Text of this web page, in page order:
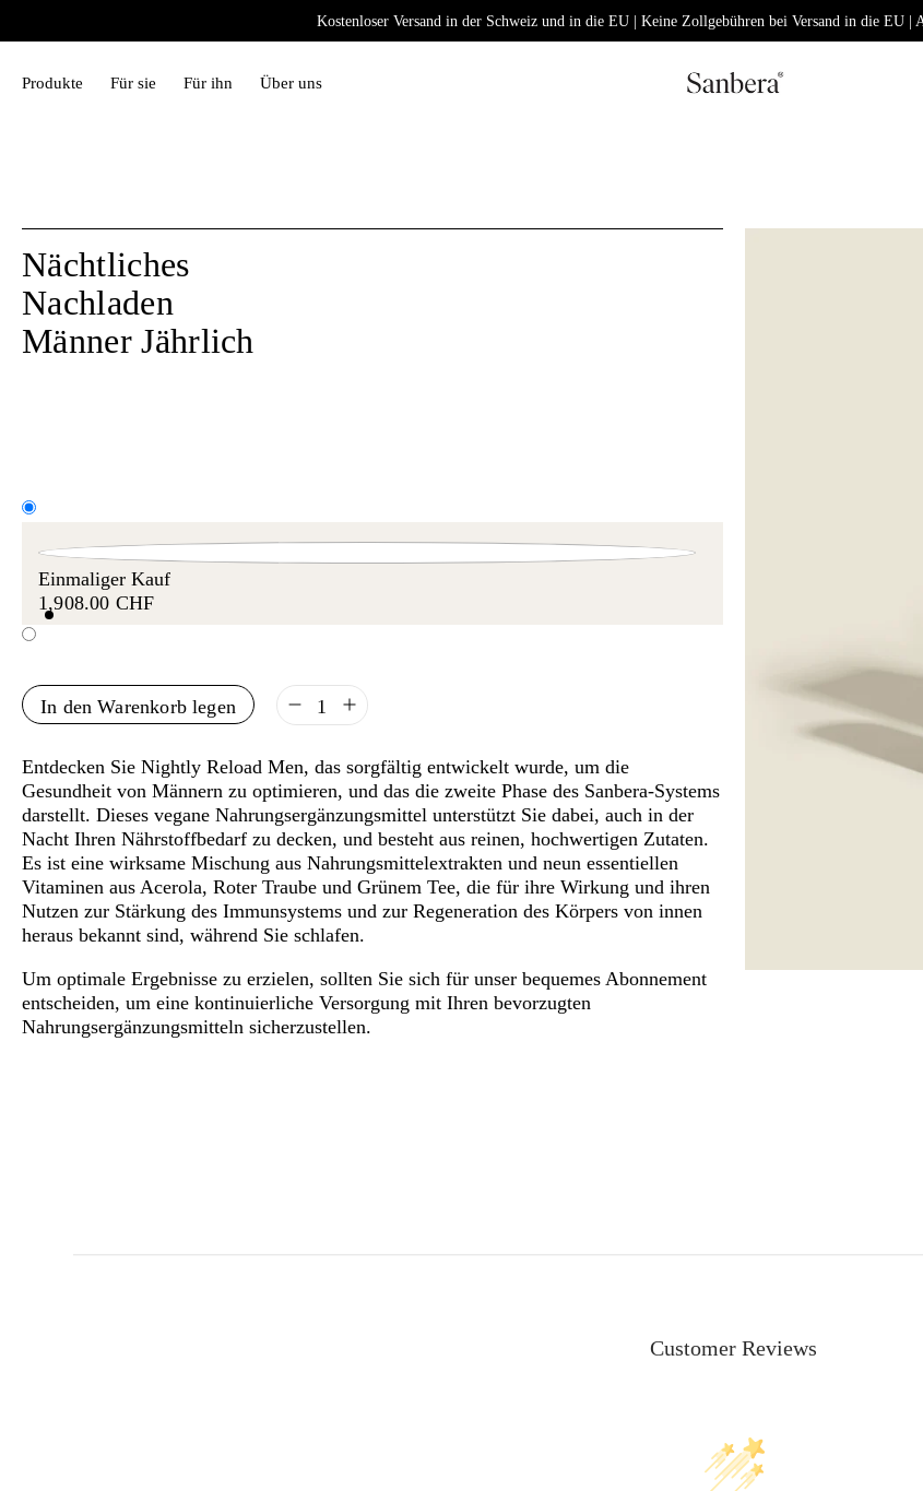
Kostenloser Versand in der Schweiz und in die EU | Keine Zollgebühren bei Versand in die EU |
Produkte Für sie Für ihn Über uns
Nächtliches
Nachladen
Männer Jährlich
Einmaliger Kauf
1,908.00 CHF
In den Warenkorb legen Menge
Entdecken Sie Nightly Reload Men, das sorgfältig entwickelt wurde, um die
Gesundheit von Männern zu optimieren, und das die zweite Phase des Sanbera-Systems
darstellt. Dieses vegane Nahrungsergänzungsmittel unterstützt Sie dabei, auch in der
Nacht Ihren Nährstoffbedarf zu decken, und besteht aus reinen, hochwertigen Zutaten.
Es ist eine wirksame Mischung aus Nahrungsmittelextrakten und neun essentiellen
Vitaminen aus Acerola, Roter Traube und Grünem Tee, die für ihre Wirkung und ihren
Nutzen zur Stärkung des Immunsystems und zur Regeneration des Körpers von innen
heraus bekannt sind, während Sie schlafen.
Um optimale Ergebnisse zu erzielen, sollten Sie sich für unser bequemes Abonnement
entscheiden, um eine kontinuierliche Versorgung mit Ihren bevorzugten
Nahrungsergänzungsmitteln sicherzustellen.
Customer Reviews